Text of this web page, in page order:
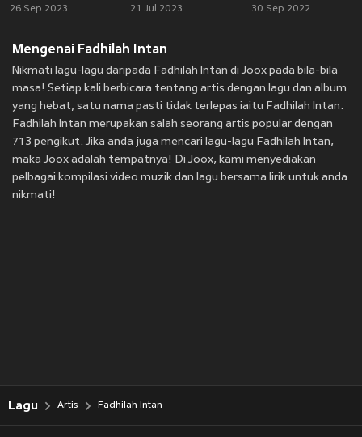
26 Sep 2023 21 Jul 2023 30 Sep 2022
Mengenai Fadhilah Intan
Nikmati lagu-lagu daripada Fadhilah Intan di Joox pada bila-bila
masa! Setiap kali berbicara tentang artis dengan lagu dan album
yang hebat, satu nama pasti tidak terlepas iaitu Fadhilah Intan.
Fadhilah Intan merupakan salah seorang artis popular dengan
713 pengikut. Jika anda juga mencari lagu-lagu Fadhilah Intan,
maka Joox adalah tempatnya! Di Joox, kami menyediakan
pelbagai kompilasi video muzik dan lagu bersama lirik untuk anda
nikmati!
Lagu Artis Fadhilah Intan